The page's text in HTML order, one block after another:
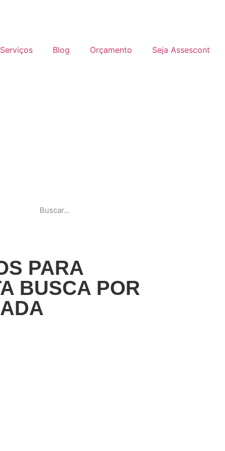
Serviços Blog Orçamento Seja Assescont
PARA
BUSCA POR